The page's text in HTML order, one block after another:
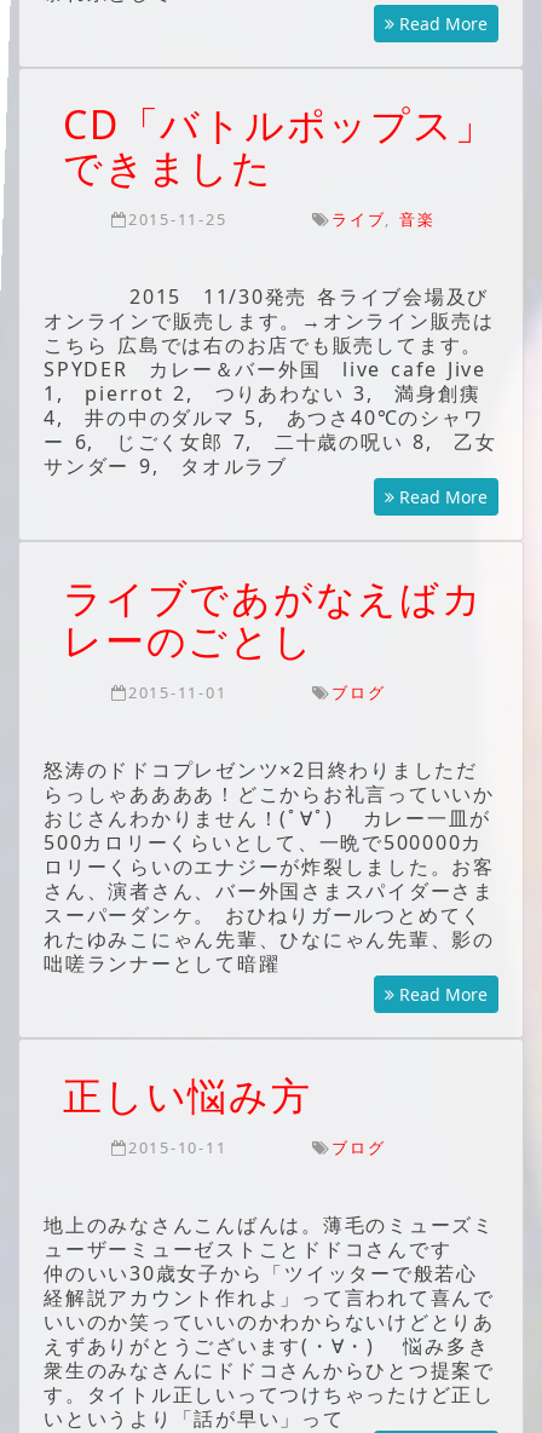
Read More
CD「バトルポップス」
できました
2015-11-25 ライブ, 音楽
2015 11/30発売 各ライブ会場及び
オンラインで販売します。→オンライン販売は
こちら 広島では右のお店でも販売してます。
SPYDER カレー＆バー外国 live cafe Jive
1, pierrot 2, つりあわない 3, 満身創痍
4, 井の中のダルマ 5, あつさ40℃のシャワ
ー 6, じごく女郎 7, 二十歳の呪い 8, 乙女
サンダー 9, タオルラブ
Read More
ライブであがなえばカ
レーのごとし
2015-11-01 ブログ
怒涛のドドコプレゼンツ×2日終わりましただ
らっしゃああああ！どこからお礼言っていいか
おじさんわかりません！(ﾟ∀ﾟ) カレー一皿が
500カロリーくらいとして、一晩で500000カ
ロリーくらいのエナジーが炸裂しました。お客
さん、演者さん、バー外国さまスパイダーさま
スーパーダンケ。 おひねりガールつとめてく
れたゆみこにゃん先輩、ひなにゃん先輩、影の
咄嗟ランナーとして暗躍
Read More
正しい悩み方
2015-10-11 ブログ
地上のみなさんこんばんは。薄毛のミューズミ
ューザーミューゼストことドドコさんです
仲のいい30歳女子から「ツイッターで般若心
経解説アカウント作れよ」って言われて喜んで
いいのか笑っていいのかわからないけどとりあ
えずありがとうございます(・∀・) 悩み多き
衆生のみなさんにドドコさんからひとつ提案で
す。タイトル正しいってつけちゃったけど正し
いというより「話が早い」って